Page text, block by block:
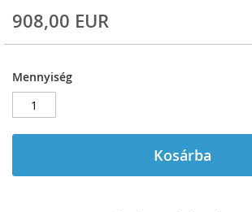
908,00 EUR
Mennyiség
Kosárba